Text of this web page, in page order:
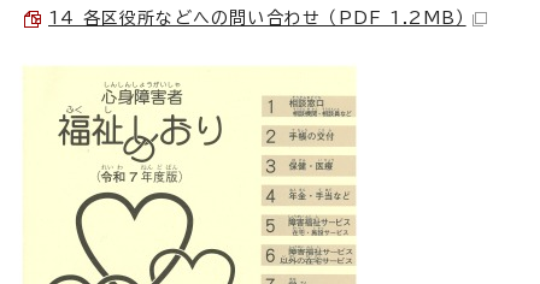
14 各区役所などへの問い合わせ （PDF 1.2MB）